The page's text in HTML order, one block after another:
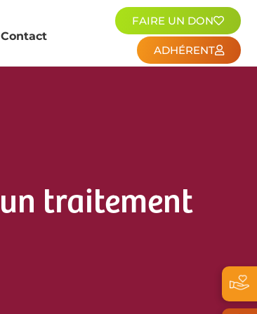
Contact
FAIRE UN DON
ADHÉRENT
traitement